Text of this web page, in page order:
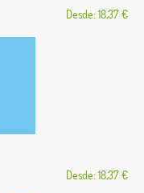
Desde: 18,37 €
Desde: 18,37 €